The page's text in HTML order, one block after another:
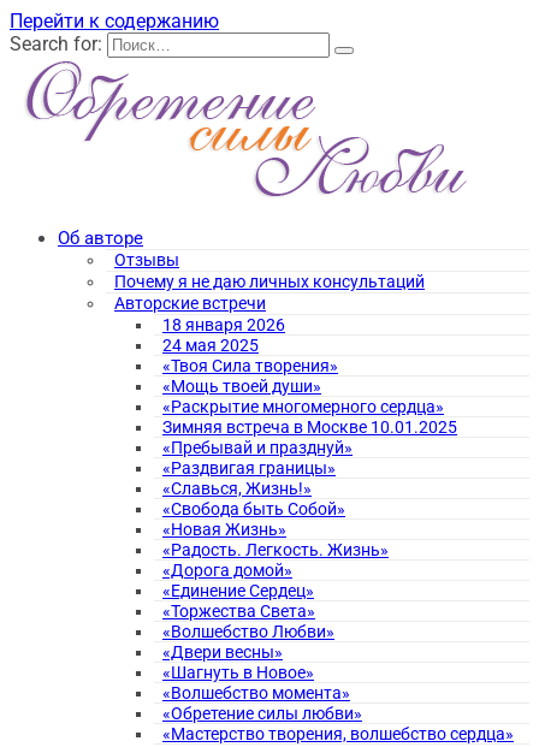
Перейти к содержанию
Search for:
Об авторе
Отзывы
Почему я не даю личных консультаций
Авторские встречи
18 января 2026
24 мая 2025
«Твоя Сила творения»
«Мощь твоей души»
«Раскрытие многомерного сердца»
Зимняя встреча в Москве 10.01.2025
«Пребывай и празднуй»
«Раздвигая границы»
«Славься, Жизнь!»
«Свобода быть Собой»
«Новая Жизнь»
«Радость. Легкость. Жизнь»
«Дорога домой»
«Единение Сердец»
«Торжества Света»
«Волшебство Любви»
«Двери весны»
«Шагнуть в Новое»
«Волшебство момента»
«Обретение силы любви»
«Мастерство творения, волшебство сердца»